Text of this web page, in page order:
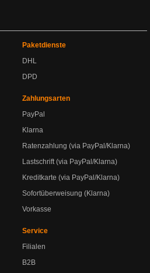
Paketdienste
DHL
DPD
Zahlungsarten
PayPal
Klarna
Ratenzahlung (via PayPal/Klarna)
Lastschrift (via PayPal/Klarna)
Kreditkarte (via PayPal/Klarna)
Sofortüberweisung (Klarna)
Vorkasse
Service
Filialen
B2B